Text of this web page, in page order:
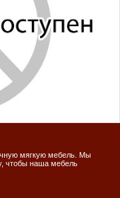
мягкую мебель. Мы
чтобы наша мебель